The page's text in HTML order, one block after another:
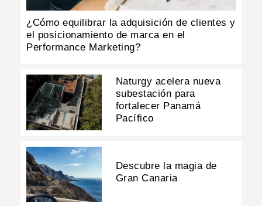
¿Cómo equilibrar la adquisición de clientes y
el posicionamiento de marca en el
Performance Marketing?
Naturgy acelera nueva
subestación para
fortalecer Panamá
Pacífico
Descubre la magia de
Gran Canaria